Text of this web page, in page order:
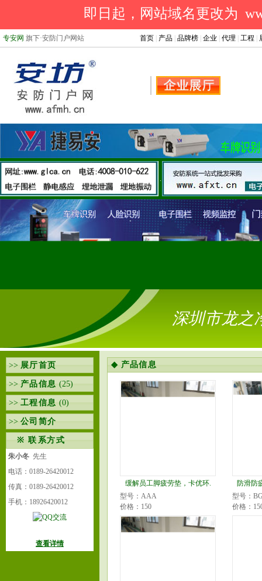
即日起，网站域名更改为
专安网 旗下·安防门户网站 首页 产品 品牌榜 企业 代理 工程
.
深圳市龙之
>> 展厅首页
>> 产品信息 (25)
>> 工程信息 (0)
>> 公司简介
※ 联系方式
朱小冬 先生
电话：0189-26420012
传真：0189-26420012
手机：18926420012
查看详情
◆ 产品信息
缓解员工脚疲劳垫，卡优环.
型号：AAA
价格：150
防滑防
型号：
价格：